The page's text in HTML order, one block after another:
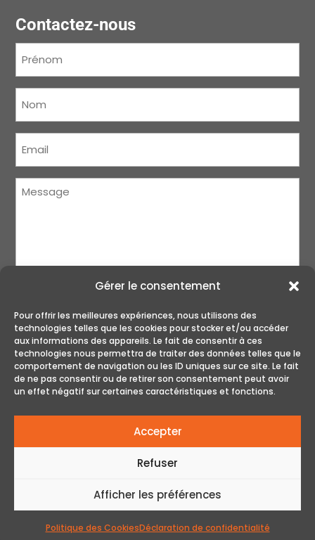
Gérer le consentement
Pour offrir les meilleures expériences, nous utilisons des
technologies telles que les cookies pour stocker et/ou accéder
aux informations des appareils. Le fait de consentir à ces
technologies nous permettra de traiter des données telles que le
comportement de navigation ou les ID uniques sur ce site. Le fait
de ne pas consentir ou de retirer son consentement peut avoir
un effet négatif sur certaines caractéristiques et fonctions.
Accepter
Refuser
Afficher les préférences
Politique des CookiesDéclaration de confidentialité
Contactez-nous
Message
ENVOYER
© Tous droits réservés - Le Golf Club | Réalisation
Web par Acxcom